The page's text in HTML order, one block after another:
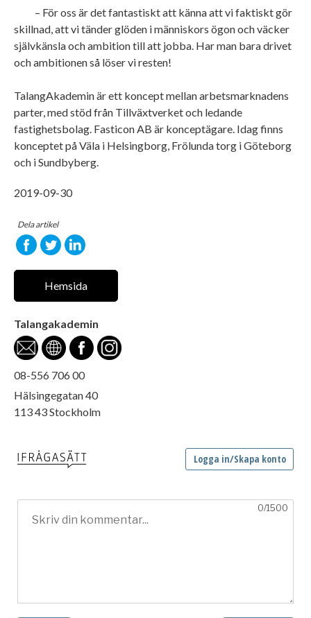
– För oss är det fantastiskt att känna att vi faktiskt gör
skillnad, att vi tänder glöden i människors ögon och väcker
självkänsla och ambition till att jobba. Har man bara drivet
och ambitionen så löser vi resten!
TalangAkademin är ett koncept mellan arbetsmarknadens
parter, med stöd från Tillväxtverket och ledande
fastighetsbolag. Fasticon AB är konceptägare. Idag finns
konceptet på Väla i Helsingborg, Frölunda torg i Göteborg
och i Sundbyberg.
2019-09-30
Dela artikel
Hemsida
Talangakademin
08-556 706 00
Hälsingegatan 40
113 43 Stockholm